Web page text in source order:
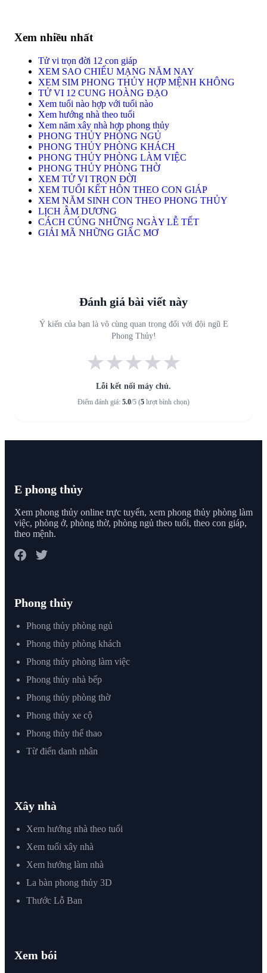
Xem nhiều nhất
Tử vi trọn đời 12 con giáp
XEM SAO CHIẾU MẠNG NĂM NAY
XEM SIM PHONG THỦY HỢP MỆNH KHÔNG
TỬ VI 12 CUNG HOÀNG ĐẠO
Xem tuổi nào hợp với tuổi nào
Xem hướng nhà theo tuổi
Xem năm xây nhà hợp phong thủy
PHONG THỦY PHÒNG NGỦ
PHONG THỦY PHÒNG KHÁCH
PHONG THỦY PHÒNG LÀM VIỆC
PHONG THỦY PHÒNG THỜ
XEM TỬ VI TRỌN ĐỜI
XEM TUỔI KẾT HÔN THEO CON GIÁP
XEM NĂM SINH CON THEO PHONG THỦY
LỊCH ÂM DƯƠNG
CÁCH CÚNG NHỮNG NGÀY LỄ TẾT
GIẢI MÃ NHỮNG GIẤC MƠ
Đánh giá bài viết này
Ý kiến của bạn là vô cùng quan trọng đối với đội ngũ E
Phong Thủy!
★★★★★
Lỗi kết nối máy chủ.
Điểm đánh giá: 5.0/5 (5 lượt bình chọn)
E phong thủy
Xem phong thủy online trực tuyến, xem phong thủy phòng làm
việc, phòng ở, phòng thờ, phòng ngủ theo tuổi, theo con giáp,
theo mệnh.
Phong thủy
Phong thủy phòng ngủ
Phong thủy phòng khách
Phong thủy phòng làm việc
Phong thủy nhà bếp
Phong thủy phòng thờ
Phong thủy xe cộ
Phong thủy thể thao
Từ điển danh nhân
Xây nhà
Xem hướng nhà theo tuổi
Xem tuổi xây nhà
Xem hướng làm nhà
La bàn phong thủy 3D
Thước Lỗ Ban
Xem bói